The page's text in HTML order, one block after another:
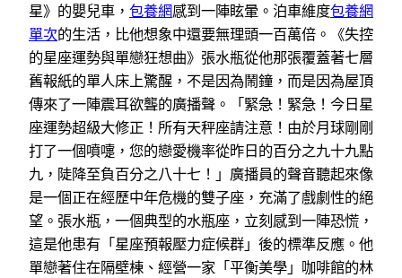
星》的嬰兒車， 包養網感到一陣眩暈。泊車維度包養網
單次的生活，比他想象中還要無理頭一百萬倍。《失控
的星座運勢與單戀狂想曲》張水瓶從他那張覆蓋著七層
舊報紙的單人床上驚醒，不是因為鬧鐘，而是因為屋頂
傳來了一陣震耳欲聾的廣播聲。「緊急！緊急！今日星
座運勢超級大修正！所有天秤座請注意！由於月球剛剛
打了一個噴嚏，您的戀愛機率從昨日的百分之九十九點
九，陡降至負百分之八十七！」廣播員的聲音聽起來像
是一個正在經歷中年危機的雙子座，充滿了戲劇性的絕
望。張水瓶，一個典型的水瓶座，立刻感到一陣恐慌，
這是他患有「星座預報壓力症候群」後的標準反應。他
單戀著住在隔壁棟、經營一家「平衡美學」咖啡館的林